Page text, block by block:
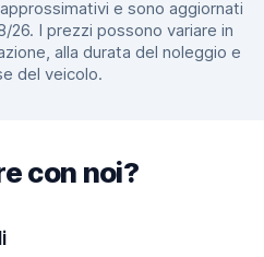
e sono aggiornati
26. I prezzi possono variare in
alla durata del noleggio e
del veicolo.
con noi?